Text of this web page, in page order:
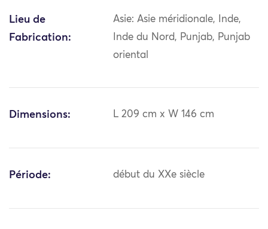
Lieu de
Fabrication:
Asie: Asie méridionale, Inde,
Inde du Nord, Punjab, Punjab
oriental
Dimensions: L 209 cm x W 146 cm
Période: début du XXe siècle